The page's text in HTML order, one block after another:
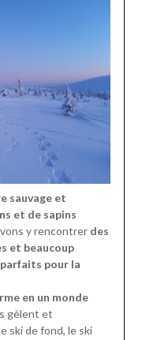
sauvage et
et de sapins
y rencontrerdes
et beaucoup
pour la
en un monde
gèlent et
ski de fond, le ski